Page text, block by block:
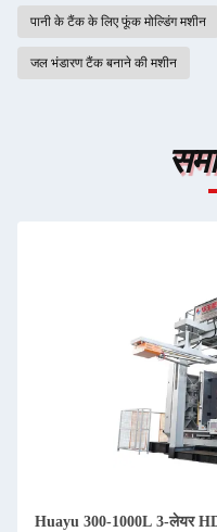
पानी के टैंक के लिए फूंक मोल्डिंग मशीन
जल भंडारण टैंक बनाने की मशीन
Huayu 300-1000L 3-लेयर